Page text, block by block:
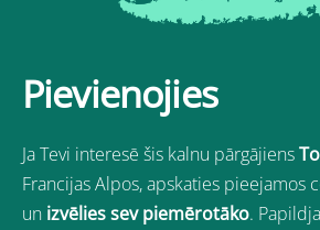
Pievienojies
Ja Tevi interesē šis kalnu pārgājiens
Francijas Alpos, apskaties pieejamos
un izvēlies sev piemērotāko.